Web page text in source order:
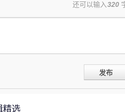
还可以输入320
发布
精选